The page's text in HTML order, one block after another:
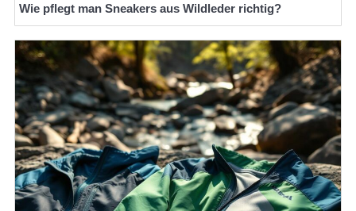
Wie pflegt man Sneakers aus Wildleder richtig?